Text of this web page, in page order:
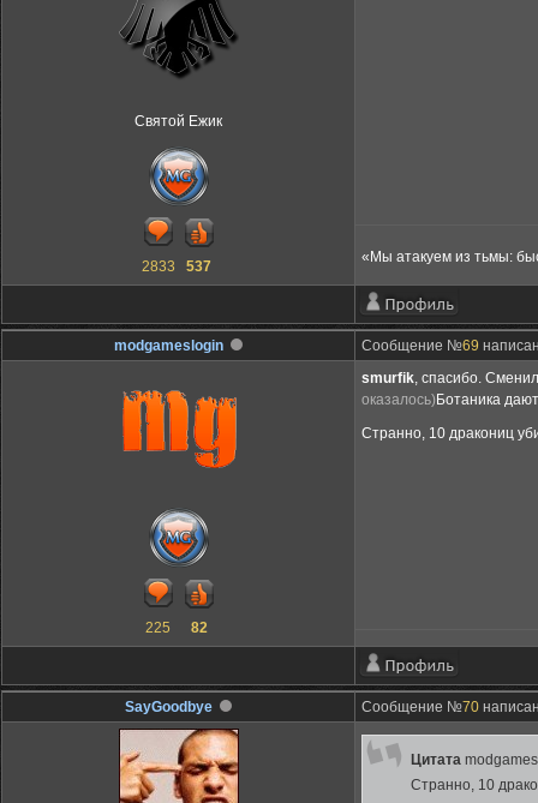
Святой Ежик
2833 537
«Мы атакуем из тьмы:
modgameslogin Сообщение №69
225 82
smurfik, спасибо.
оказалось) Ботаника
Странно, 10 дракониц
SayGoodbye Сообщение №70
Цитата
Странно, 10